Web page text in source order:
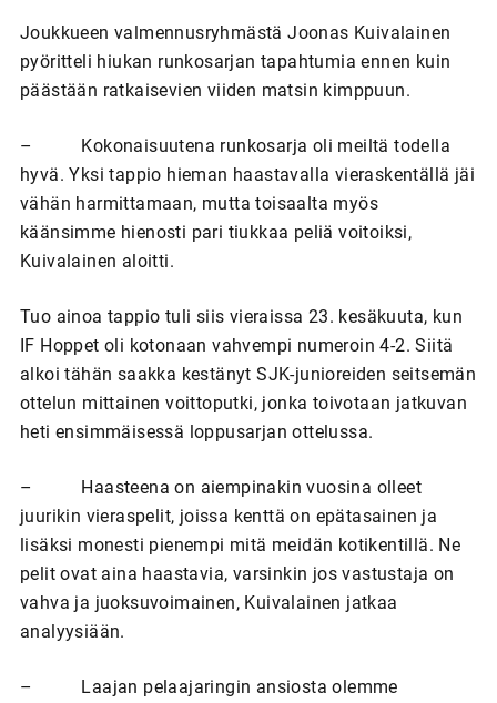
Joukkueen valmennusryhmästä Joonas Kuivalainen
pyöritteli hiukan runkosarjan tapahtumia ennen kuin
päästään ratkaisevien viiden matsin kimppuun.
– Kokonaisuutena runkosarja oli meiltä todella
hyvä. Yksi tappio hieman haastavalla vieraskentällä jäi
vähän harmittamaan, mutta toisaalta myös
käänsimme hienosti pari tiukkaa peliä voitoiksi,
Kuivalainen aloitti.
Tuo ainoa tappio tuli siis vieraissa 23. kesäkuuta, kun
IF Hoppet oli kotonaan vahvempi numeroin 4-2. Siitä
alkoi tähän saakka kestänyt SJK-junioreiden seitsemän
ottelun mittainen voittoputki, jonka toivotaan jatkuvan
heti ensimmäisessä loppusarjan ottelussa.
– Haasteena on aiempinakin vuosina olleet
juurikin vieraspelit, joissa kenttä on epätasainen ja
lisäksi monesti pienempi mitä meidän kotikentillä. Ne
pelit ovat aina haastavia, varsinkin jos vastustaja on
vahva ja juoksuvoimainen, Kuivalainen jatkaa
analyysiään.
– Laajan pelaajaringin ansiosta olemme